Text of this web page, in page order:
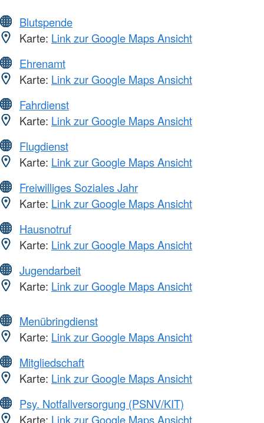
Blutspende
Karte: Link zur Google Maps Ansicht
Ehrenamt
Karte: Link zur Google Maps Ansicht
Fahrdienst
Karte: Link zur Google Maps Ansicht
Flugdienst
Karte: Link zur Google Maps Ansicht
Freiwilliges Soziales Jahr
Karte: Link zur Google Maps Ansicht
Hausnotruf
Karte: Link zur Google Maps Ansicht
Jugendarbeit
Karte: Link zur Google Maps Ansicht
Menübringdienst
Karte: Link zur Google Maps Ansicht
Mitgliedschaft
Karte: Link zur Google Maps Ansicht
Psy. Notfallversorgung (PSNV/KIT)
Karte: Link zur Google Maps Ansicht